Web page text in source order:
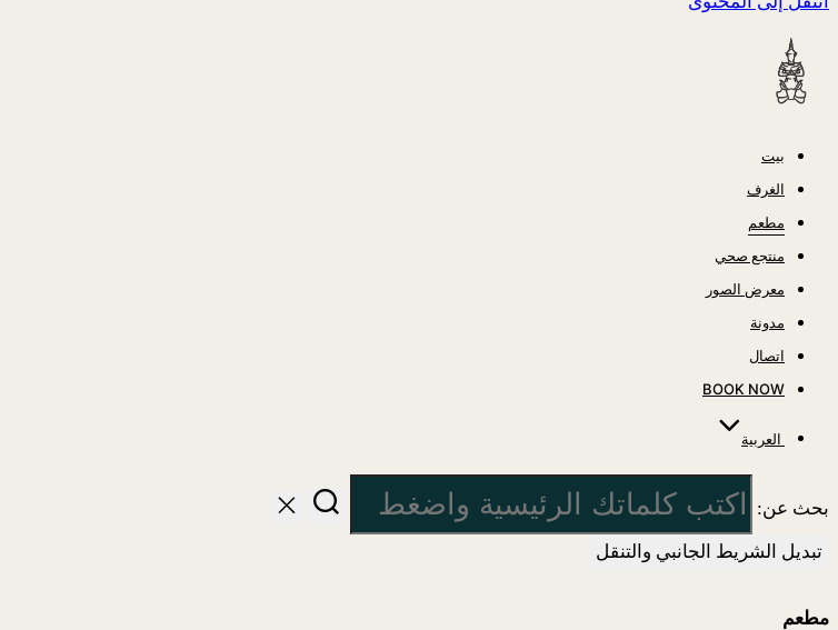
بيت
الغرف
مطعم
منتجع صحي
معرض الصور
مدونة
اتصال
BOOK NOW
العربية
بحث عن:
تبديل الشريط الجانبي والتنقل
مطعم